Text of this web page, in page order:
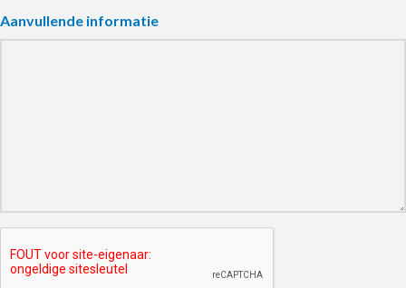
Aanvullende informatie